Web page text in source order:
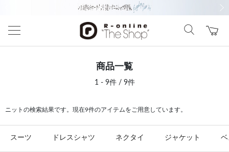
商品一覧
1 - 9件 / 9件
ニットの検索結果です。現在9件のアイテムをご用意しています。
スーツ ドレスシャツ ネクタイ ジャケット